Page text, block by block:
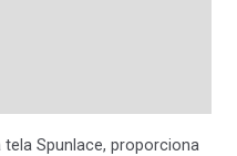
Spunlace, proporciona